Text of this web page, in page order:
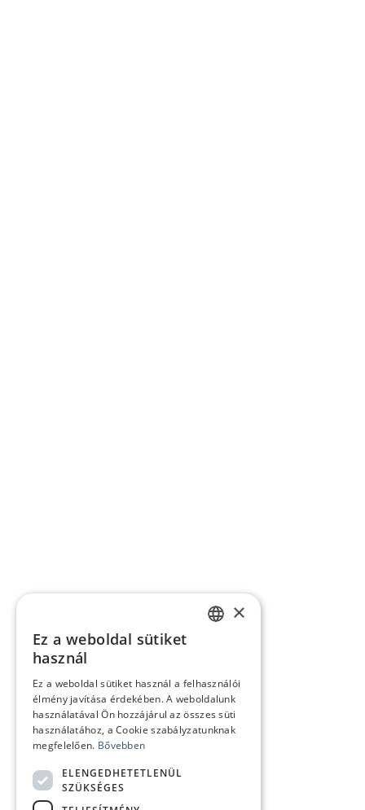
×
Ez a weboldal sütiket
használ
Ez a weboldal sütiket használ a felhasználói
élmény javítása érdekében. A weboldalunk
használatával Ön hozzájárul az összes süti
használatához, a Cookie szabályzatunknak
megfelelően. Bővebben
ELENGEDHETETLENÜL
SZÜKSÉGES